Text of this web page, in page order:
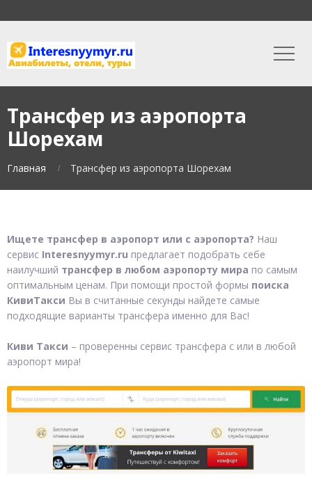
Трансфер из аэропорта
Шорехам
Главная Трансфер из аэропорта Шорехам
Ищете трансфер в аэропорт или с аэропорта? Наш
сервис Interesnyymyr.ru предлагает подобрать себе
наилучший трансфер в любом аэропорту мира по самым
оптимальным ценам. При помощи простой формы поиска
КивиТакси Вы в считанные секунды найдете самые
подходящие варианты трансфера именно для Вас!
Киви Такси – проверенны сервис трансфера с или в любой
аэропорт мира!